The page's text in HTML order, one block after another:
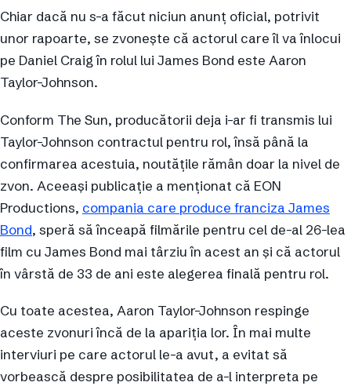
Chiar dacă nu s-a făcut niciun anunț oficial, potrivit
unor rapoarte, se zvonește că actorul care îl va înlocui
pe Daniel Craig în rolul lui James Bond este Aaron
Taylor-Johnson.
Conform The Sun, producătorii deja i-ar fi transmis lui
Taylor-Johnson contractul pentru rol, însă până la
confirmarea acestuia, noutățile rămân doar la nivel de
zvon. Aceeași publicație a menționat că EON
Productions, compania care produce franciza James
Bond, speră să înceapă filmările pentru cel de-al 26-lea
film cu James Bond mai târziu în acest an și că actorul
în vârstă de 33 de ani este alegerea finală pentru rol.
Cu toate acestea, Aaron Taylor-Johnson respinge
aceste zvonuri încă de la apariția lor. În mai multe
interviuri pe care actorul le-a avut, a evitat să
vorbească despre posibilitatea de a-l interpreta pe